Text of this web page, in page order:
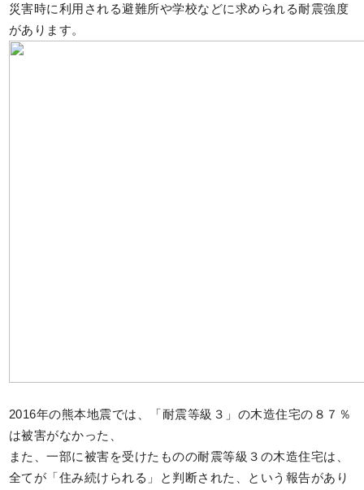
災害時に利用される避難所や学校などに求められる耐震強度
があります。
2016年の熊本地震では、「耐震等級３」の木造住宅の８７％
は被害がなかった、
また、一部に被害を受けたものの耐震等級３の木造住宅は、
全てが「住み続けられる」と判断された、という報告があり